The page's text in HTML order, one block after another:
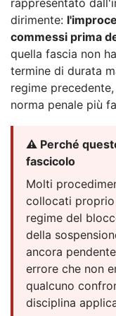
dirimente:
commessi prima
quella fascia non
termine di durata
regime
norma penale più
⚠️ Perché
fascicolo
Molti
collocati
regime del
della
ancora
errore che non
qualcuno
disciplina